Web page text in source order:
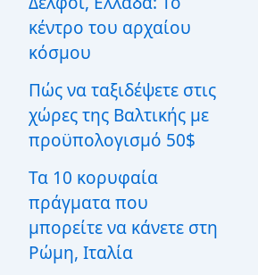
ι
α
κέντρο του αρχαίου
κόσμου
Πώς να ταξιδέψετε στις
χώρες της Βαλτικής με
προϋπολογισμό 50$
Τα 10 κορυφαία
πράγματα που
μπορείτε να κάνετε στη
Ρώμη, Ιταλία